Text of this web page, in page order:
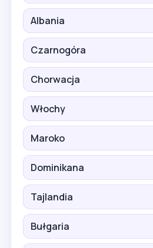
Albania
Czarnogóra
Chorwacja
Włochy
Maroko
Dominikana
Tajlandia
Bułgaria